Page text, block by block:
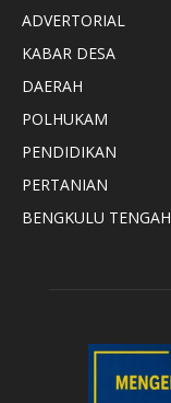
ADVERTORIAL
KABAR DESA
DAERAH
POLHUKAM
PENDIDIKAN
PERTANIAN
BENGKULU TENGAH